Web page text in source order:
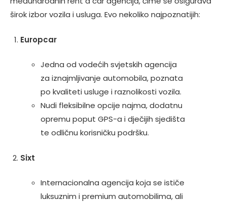
širok izbor vozila i usluga. Evo nekoliko najpoznatijih:
Europcar
Jedna od vodećih svjetskih agencija
za iznajmljivanje automobila, poznata
po kvaliteti usluge i raznolikosti vozila.
Nudi fleksibilne opcije najma, dodatnu
opremu poput GPS-a i dječijih sjedišta
te odličnu korisničku podršku.
Sixt
Internacionalna agencija koja se ističe
luksuznim i premium automobilima, ali